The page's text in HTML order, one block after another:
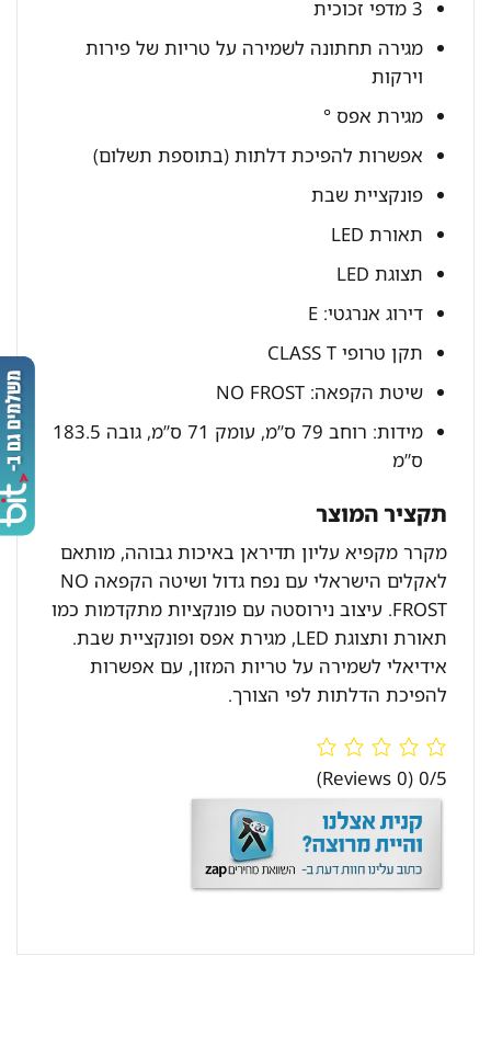
3 מדפי זכוכית
מגירה תחתונה לשמירה על טריות של פירות
וירקות
מגירת אפס °
אפשרות להפיכת דלתות (בתוספת תשלום)
פונקציית שבת
תאורת LED
תצוגת LED
דירוג אנרגטי: E
תקן טרופי CLASS T
שיטת הקפאה: NO FROST
מידות: רוחב 79 ס”מ, עומק 71 ס”מ, גובה 183.5
ס”מ
תקציר המוצר
מקרר מקפיא עליון תדיראן באיכות גבוהה, מותאם
לאקלים הישראלי עם נפח גדול ושיטה הקפאה NO
FROST. עיצוב נירוסטה עם פונקציות מתקדמות כמו
תאורת ותצוגת LED, מגירת אפס ופונקציית שבת.
אידיאלי לשמירה על טריות המזון, עם אפשרות
להפיכת הדלתות לפי הצורך.
0/5
(0 Reviews)